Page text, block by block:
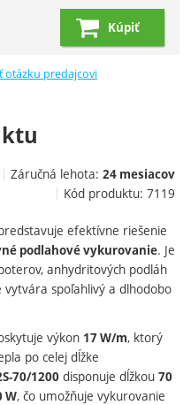
Kúpiť
otázku predajcovi
Záručná lehota: 24 mesiacov
Kód produktu: 7119
efektívne riešenie
podlahové vykurovanie. Je
anhydritových podláh
vytvára spoľahlivý a dlhodobo
výkon 17 W/m, ktorý
po celej dĺžke
70/1200 disponuje dĺžkou70
W, čo umožňuje vykurovanie